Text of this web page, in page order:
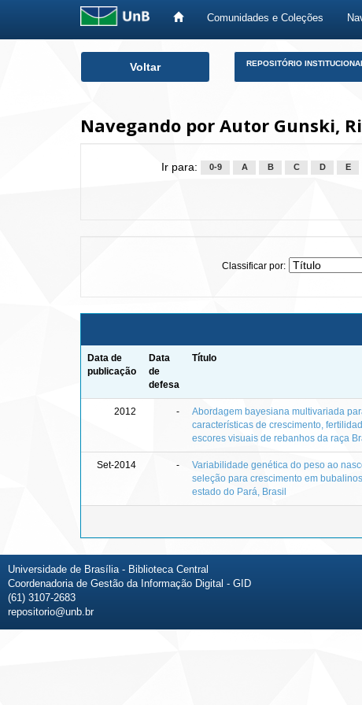
Comunidades e Coleções
Voltar REPOSITÓRIO
Navegando por Autor Gunski,
Ir para: 0-9 A B C D E
Classificar por:
Data de
publicação
Data
de
defesa
Título
2012 -
Abordagem bayesiana multivariada
características de crescimento,
escores visuais de rebanhos da raça
Set-2014 -
Variabilidade genética do peso ao
seleção para crescimento em
estado do Pará, Brasil
Universidade de Brasília - Biblioteca Central
Coordenadoria de Gestão da Informação Digital - GID
(61) 3107-2683
repositorio@unb.br